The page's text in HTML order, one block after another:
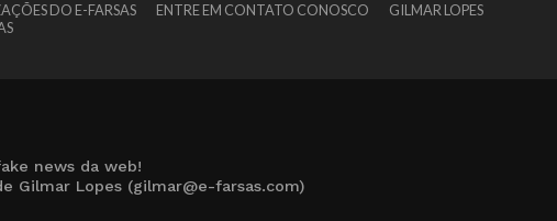
DO E-FARSAS ENTRE EM CONTATO CONOSCO
GILMAR LOPES
news da web!
Gilmar Lopes (gilmar@e-farsas.com)